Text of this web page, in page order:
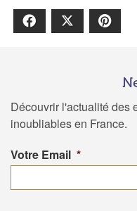
Facebook
Découvrir l'actualité des
inoubliables en France.
Votre Email *